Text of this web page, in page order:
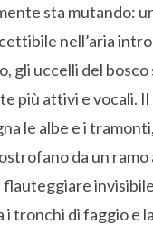
sta mutando:
nell’aria
gli uccelli del bosco
più attivi e vocali.
le albe e i
da un ramo
flauteggiare
i tronchi di faggio e